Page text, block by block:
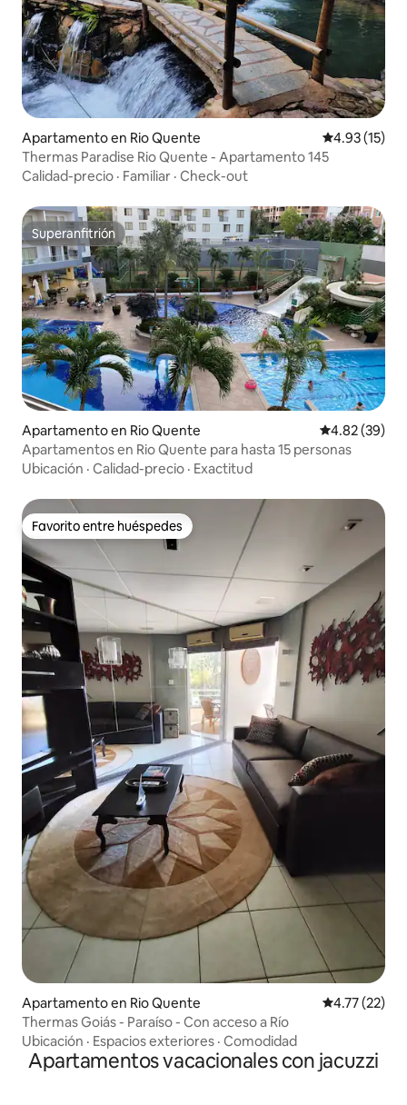
Apartamento en Rio Quente Calificación
4.93 (15)
Thermas Paradise Rio Quente - Apartamento 145
Calidad-precio · Familiar · Check-out
Superanfitrión
Superanfitrión
Apartamento en Rio Quente Calificación
4.82 (39)
Apartamentos en Rio Quente para hasta 15 personas
Ubicación · Calidad-precio · Exactitud
Favorito entre huéspedes
Favorito entre huéspedes
Apartamento en Rio Quente Calificación
4.77 (22)
Thermas Goiás - Paraíso - Con acceso a Río
Ubicación · Espacios exteriores · Comodidad
Apartamentos vacacionales con jacuzzi